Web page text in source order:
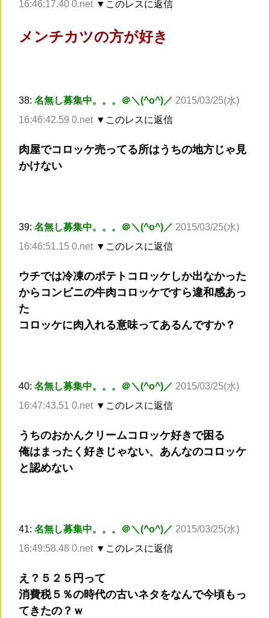
16:46:17.40 0.net ▼このレスに返信
メンチカツの方が好き
38: 名無し募集中。。。＠＼(^o^)／ 2015/03/25(水)
16:46:42.59 0.net ▼このレスに返信
肉屋でコロッケ売ってる所はうちの地方じゃ見
かけない
39: 名無し募集中。。。＠＼(^o^)／ 2015/03/25(水)
16:46:51.15 0.net ▼このレスに返信
ウチでは冷凍のポテトコロッケしか出なかった
からコンビニの牛肉コロッケですら違和感あっ
た
コロッケに肉入れる意味ってあるんですか？
40: 名無し募集中。。。＠＼(^o^)／ 2015/03/25(水)
16:47:43.51 0.net ▼このレスに返信
うちのおかんクリームコロッケ好きで困る
俺はまったく好きじゃない、あんなのコロッケ
と認めない
41: 名無し募集中。。。＠＼(^o^)／ 2015/03/25(水)
16:49:58.48 0.net ▼このレスに返信
え？５２５円って
消費税５％の時代の古いネタをなんで今頃もっ
てきたの？ｗ